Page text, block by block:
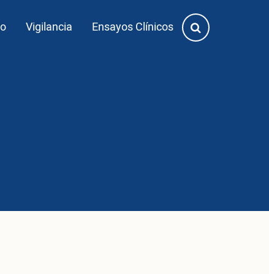
Vigilancia Ensayos Clínicos